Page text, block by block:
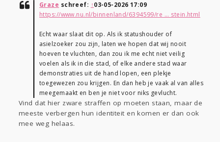
Graze schreef: ↑03-05-2026 17:09
https://www.nu.nl/binnenland/6394599/re ... stein.html
Echt waar slaat dit op. Als ik statushouder of
asielzoeker zou zijn, laten we hopen dat wij nooit
hoeven te vluchten, dan zou ik me echt niet veilig
voelen als ik in die stad, of elke andere stad waar
demonstraties uit de hand lopen, een plekje
toegewezen zou krijgen. En dan heb je vaak al van alles
meegemaakt en ben je niet voor niks gevlucht.
Vind dat hier zware straffen op moeten staan, maar de
meeste verbergen hun identiteit en komen er dan ook
mee weg helaas.